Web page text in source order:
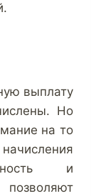
выплату
Но
на то
и
позволяют